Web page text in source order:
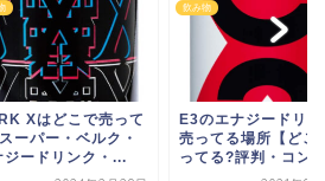
Xはどこで売って
ーパー・ベルク・
ジードリンク・...
飲み物
E3のエナジードリン
売ってる場所【どこ
ってる?評判・コン